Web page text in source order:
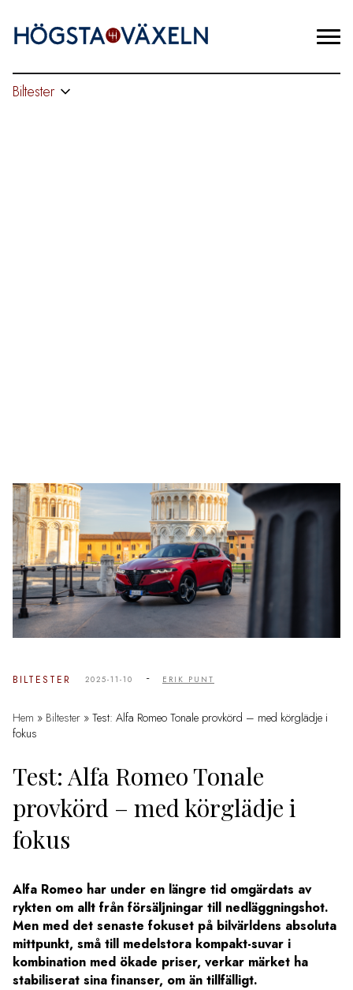
Biltester
BILTESTER 2025-11-10 - ERIK PUNT
Hem » Biltester » Test: Alfa Romeo Tonale provkörd – med körglädje i
fokus
Test: Alfa Romeo Tonale
provkörd – med körglädje i
fokus
Alfa Romeo har under en längre tid omgärdats av
rykten om allt från försäljningar till nedläggningshot.
Men med det senaste fokuset på bilvärldens absoluta
mittpunkt, små till medelstora kompakt-suvar i
kombination med ökade priser, verkar märket ha
stabiliserat sina finanser, om än tillfälligt.